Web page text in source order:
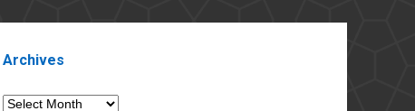
Archives
Archives